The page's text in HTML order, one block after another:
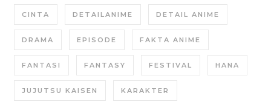
CINTA DETAILANIME DETAIL ANIME
DRAMA EPISODE FAKTA ANIME
FANTASI FANTASY FESTIVAL HANA
JUJUTSU KAISEN KARAKTER